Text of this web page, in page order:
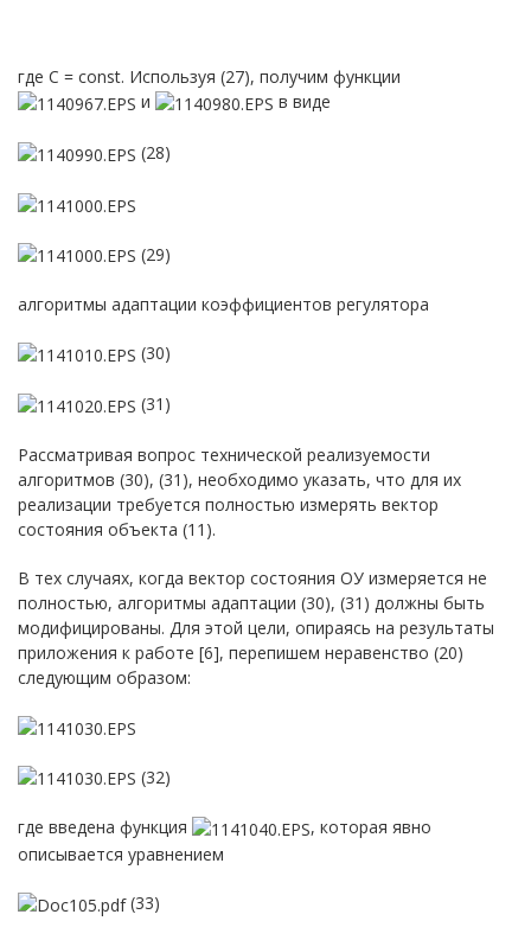
где C = const. Используя (27), получим функции
и
в виде
(28)
(29)
алгоритмы адаптации коэффициентов регулятора
(30)
(31)
Рассматривая вопрос технической реализуемости
алгоритмов (30), (31), необходимо указать, что для их
реализации требуется полностью измерять вектор
состояния объекта (11).
В тех случаях, когда вектор состояния ОУ измеряется не
полностью, алгоритмы адаптации (30), (31) должны быть
модифицированы. Для этой цели, опираясь на результаты
приложения к работе [6], перепишем неравенство (20)
следующим образом:
(32)
где введена функция
, которая явно
описывается уравнением
(33)